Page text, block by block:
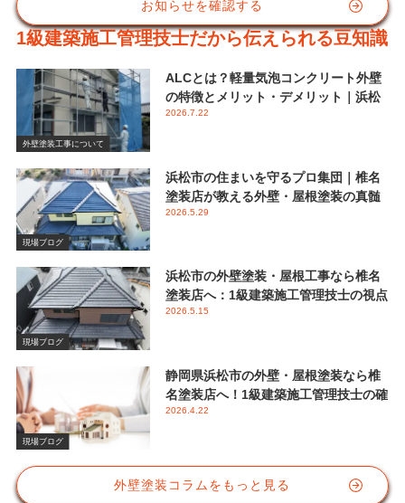
お知らせを確認する
1級建築施工管理技士だから伝えられる豆知識
外壁塗装工事について
ALCとは？軽量気泡コンクリート外壁
の特徴とメリット・デメリット｜浜松
市 椎名塗装店
2026.7.22
現場ブログ
浜松市の住まいを守るプロ集団｜椎名
塗装店が教える外壁・屋根塗装の真髄
と失敗しない業者選び
2026.5.29
現場ブログ
浜松市の外壁塗装・屋根工事なら椎名
塗装店へ：1級建築施工管理技士の視点
で伝える後悔しないメンテナンス
2026.5.15
現場ブログ
静岡県浜松市の外壁・屋根塗装なら椎
名塗装店へ！1級建築施工管理技士の確
かな視点と屋根塗装におけるシリコン
2026.4.22
外壁塗装コラムをもっと見る